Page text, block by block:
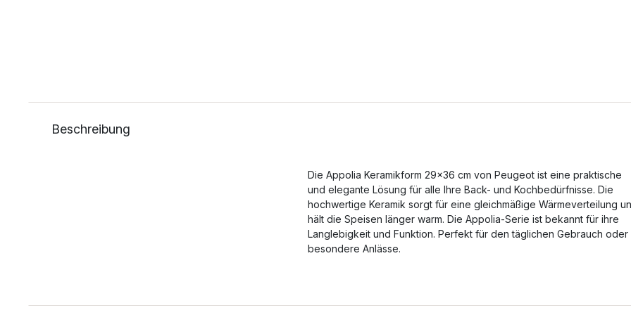
Beschreibung
Die Appolia Keramikform 29x36 cm von Peugeot ist eine praktische
und elegante Lösung für alle Ihre Back- und Kochbedürfnisse. Die
hochwertige Keramik sorgt für eine gleichmäßige Wärmeverteilung
hält die Speisen länger warm. Die Appolia-Serie ist bekannt für ihre
Langlebigkeit und Funktion. Perfekt für den täglichen Gebrauch oder
besondere Anlässe.